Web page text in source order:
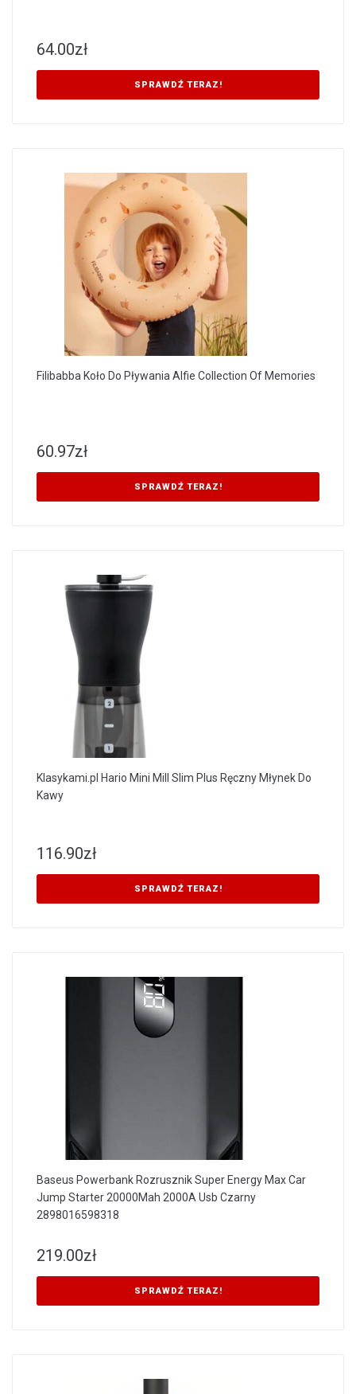
64.00zł
SPRAWDŹ TERAZ!
Filibabba Koło Do Pływania Alfie Collection Of Memories
60.97zł
SPRAWDŹ TERAZ!
Klasykami.pl Hario Mini Mill Slim Plus Ręczny Młynek Do
Kawy
116.90zł
SPRAWDŹ TERAZ!
Baseus Powerbank Rozrusznik Super Energy Max Car
Jump Starter 20000Mah 2000A Usb Czarny
2898016598318
219.00zł
SPRAWDŹ TERAZ!